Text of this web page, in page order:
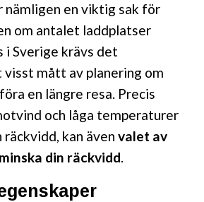
nämligen en viktig sak för
om antalet laddplatser
i Sverige krävs det
mått av planering om
en längre resa. Precis
och låga temperaturer
räckvidd, kan även valet av
din räckvidd.